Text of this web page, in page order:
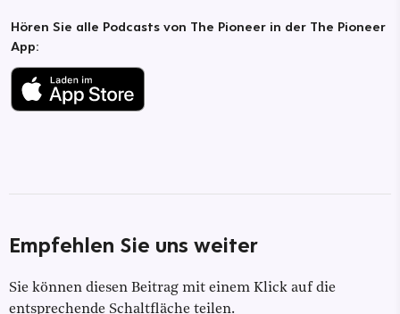
Hören Sie alle Podcasts von The Pioneer in der The Pioneer
App:
Empfehlen Sie uns weiter
Sie können diesen Beitrag mit einem Klick auf die
entsprechende Schaltfläche teilen.